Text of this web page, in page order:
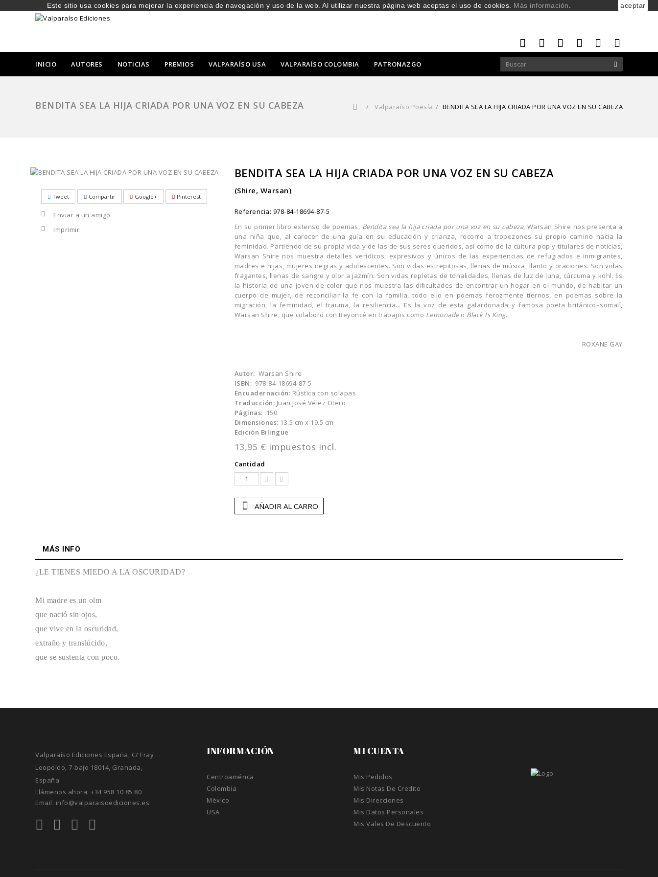
INICIO AUTORES NOTICIAS PREMIOS VALPARAÍSO USA VALPARAÍSO COLOMBIA PATRONAZGO
BENDITA SEA LA HIJA CRIADA POR UNA VOZ EN SU CABEZA / Valparaíso Poesía / BENDITA SEA LA HIJA CRIADA POR UNA VOZ EN SU CABEZA
Tweet Compartir Google+ Pinterest
Enviar a un amigo
Imprimir
BENDITA SEA LA HIJA CRIADA POR UNA VOZ EN SU CABEZA
(Shire, Warsan)
Referencia: 978-84-18694-87-5
En su primer libro extenso de poemas, Bendita sea la hija criada por una voz en su cabeza, Warsan Shire nos presenta a
una niña que, al carecer de una guía en su educación y crianza, recorre a tropezones su propio camino hacia la
feminidad. Partiendo de su propia vida y de las de sus seres queridos, así como de la cultura pop y titulares de noticias,
Warsan Shire nos muestra detalles verídicos, expresivos y únicos de las experiencias de refugiados e inmigrantes,
madres e hijas, mujeres negras y adolescentes. Son vidas estrepitosas, llenas de música, llanto y oraciones. Son vidas
fragantes, llenas de sangre y olor a jazmín. Son vidas repletas de tonalidades, llenas de luz de luna, cúrcuma y kohl. Es
la historia de una joven de color que nos muestra las diﬁcultades de encontrar un hogar en el mundo, de habitar un
cuerpo de mujer, de reconciliar la fe con la familia, todo ello en poemas ferozmente tiernos, en poemas sobre la
migración, la feminidad, el trauma, la resiliencia... Es la voz de esta galardonada y famosa poeta británico–somalí,
Warsan Shire, que colaboró con Beyoncé en trabajos como Lemonadeo Black Is King.
ROXANE GAY
Autor: Warsan Shire
ISBN: 978-84-18694-87-5
Encuadernación: Rústica con solapas
Traducción: Juan José Vélez Otero
Páginas: 150
Dimensiones: 13.5 cm x 19.5 cm
Edición Bilingüe
13,95 € impuestos incl.
Cantidad
AÑADIR AL CARRO
MÁS INFO
¿LE TIENES MIEDO A LA OSCURIDAD?
Mi madre es un olm
que nació sin ojos,
que vive en la oscuridad,
extraño y translúcido,
que se sustenta con poco.
MI CUENTA
Mis Pedidos
Mis Notas De Credito
Mis Direcciones
Mis Datos Personales
Mis Vales De Descuento
INFORMACIÓN
Centroamérica
Colombia
México
USA
Valparaíso Ediciones España, C/ Fray
Leopoldo, 7-bajo 18014, Granada,
España
Llámenos ahora: +34 958 10 85 80
Email: info@valparaisoediciones.es
Este sitio usa cookies para mejorar la experiencia de navegación y uso de la web. Al utilizar nuestra página web aceptas el uso de cookies. Más información aceptar